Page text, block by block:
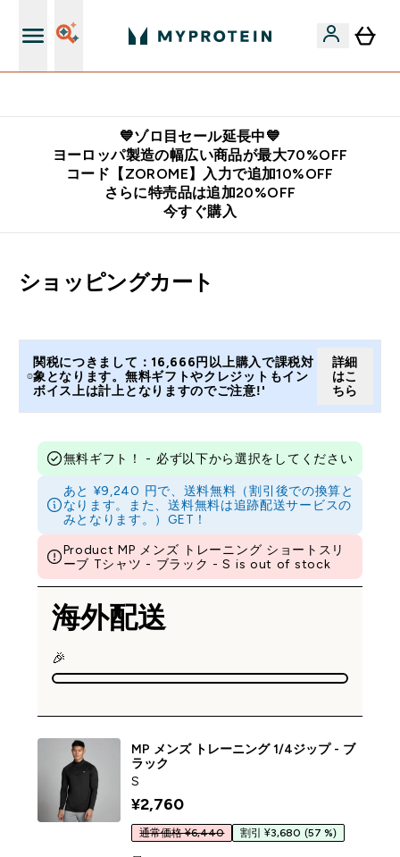
💙ゾロ目セール延長中💙
ヨーロッパ製造の幅広い商品が最大70%OFF
コード【ZOROME】入力で追加10%OFF
さらに特売品は追加20%OFF
今すぐ購入
ショッピングカート
関税につきまして：16,666円以上購入で課税対
象となります。無料ギフトやクレジットもイン
ボイス上は計上となりますのでご注意!'
詳細
はこ
ちら
無料ギフト！ - 必ず以下から選択をしてください
あと ¥9,240 円で、送料無料（割引後での換算と
なります。また、送料無料は追跡配送サービスの
みとなります。）GET！
Product MP メンズ トレーニング ショートスリ
ーブ Tシャツ - ブラック - S is out of stock
海外配送
🎉
MP メンズ トレーニング 1/4ジップ - ブ
ラック
S
¥2,760‎
通常価格 ¥6,440 割引 ¥3,680 (57 %)